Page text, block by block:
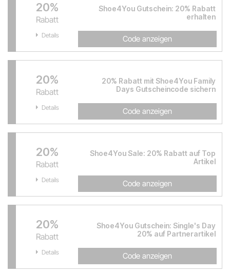
20%
Rabatt
Shoe4You Gutschein: 20% Rabatt
erhalten
Details Code anzeigen
20%
Rabatt
20% Rabatt mit Shoe4You Family
Days Gutscheincode sichern
Details Code anzeigen
20%
Rabatt
Shoe4You Sale: 20% Rabatt auf Top
Artikel
Details Code anzeigen
20%
Rabatt
Shoe4You Gutschein: Single's Day
20% auf Partnerartikel
Details Code anzeigen